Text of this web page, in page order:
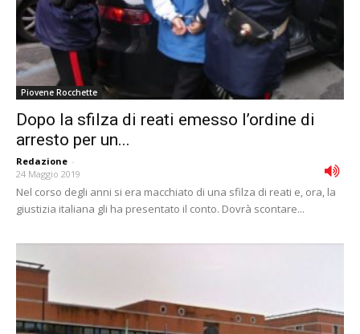
Piovene Rocchette
Dopo la sfilza di reati emesso l’ordine di
arresto per un...
Redazione -
24 Maggio 2019
Nel corso degli anni si era macchiato di una sfilza di reati e, ora, la
giustizia italiana gli ha presentato il conto. Dovrà scontare...